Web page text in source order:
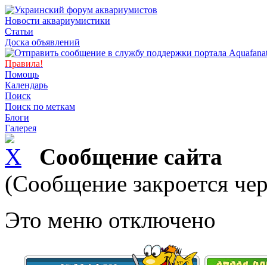
Новости аквариумистики
Статьи
Доска объявлений
Правила!
Помощь
Календарь
Поиск
Поиск по меткам
Блоги
Галерея
Сообщение сайта
(Сообщение закроется
Это меню отключено